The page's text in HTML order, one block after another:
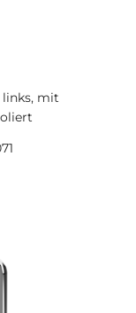
links, mit